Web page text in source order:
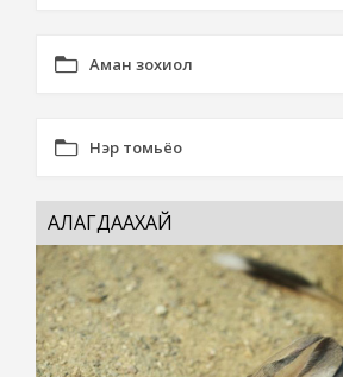
Аман зохиол
Нэр томьёо
АЛАГДААХАЙ